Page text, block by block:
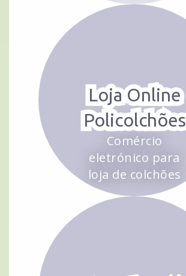
Loja Online
Policolchões
Comércio
eletrónico para
loja de colchões